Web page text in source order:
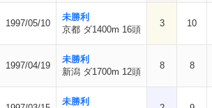
1997/05/10
未勝利
京都 ダ1400m 16頭
3 10
1997/04/19
未勝利
新潟 ダ1700m 12頭
8 8
未勝利